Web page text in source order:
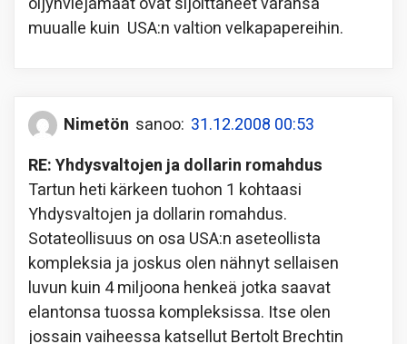
muualle kuin USA:n valtion velkapapereihin.
Nimetön sanoo: 31.12.2008 00:53
RE: Yhdysvaltojen ja dollarin romahdus
Tartun heti kärkeen tuohon 1 kohtaasi
Yhdysvaltojen ja dollarin romahdus.
Sotateollisuus on osa USA:n aseteollista
kompleksia ja joskus olen nähnyt sellaisen
luvun kuin 4 miljoona henkeä jotka saavat
elantonsa tuossa kompleksissa. Itse olen
jossain vaiheessa katsellut Bertolt Brechtin